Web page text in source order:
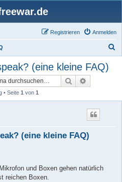
Anmelden
Registrieren
(eine kleine FAQ)
Suche
• Seite 1 von 1
(eine kleine FAQ)
und Boxen gehen natürlich
reichen Boxen.